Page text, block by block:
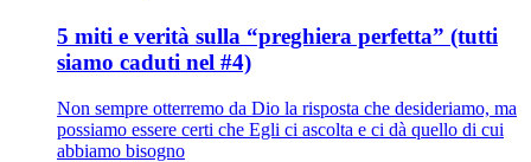
5 miti e verità sulla “preghiera perfetta” (tutti
siamo caduti nel #4)
Non sempre otterremo da Dio la risposta che desideriamo, ma
possiamo essere certi che Egli ci ascolta e ci dà quello di cui
abbiamo bisogno